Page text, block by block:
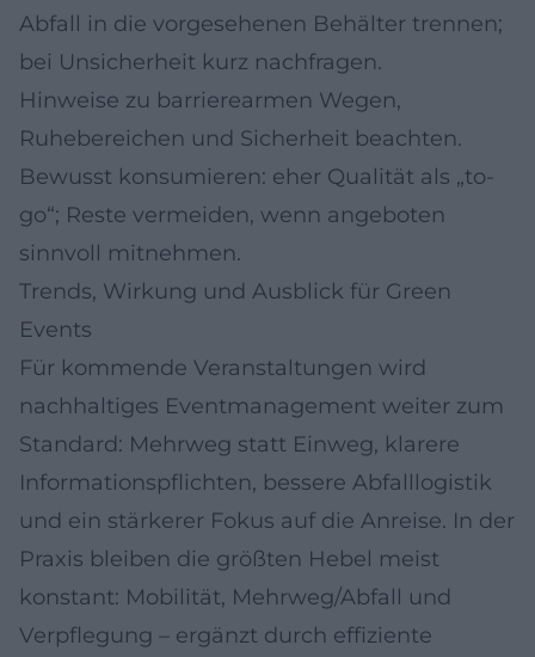
Abfall in die vorgesehenen Behälter trennen;
bei Unsicherheit kurz nachfragen.
Hinweise zu barrierearmen Wegen,
Ruhebereichen und Sicherheit beachten.
Bewusst konsumieren: eher Qualität als „to-
go“; Reste vermeiden, wenn angeboten
sinnvoll mitnehmen.
Trends, Wirkung und Ausblick für Green
Events
Für kommende Veranstaltungen wird
nachhaltiges Eventmanagement weiter zum
Standard: Mehrweg statt Einweg, klarere
Informationspflichten, bessere Abfalllogistik
und ein stärkerer Fokus auf die Anreise. In der
Praxis bleiben die größten Hebel meist
konstant: Mobilität, Mehrweg/Abfall und
Verpflegung – ergänzt durch effiziente